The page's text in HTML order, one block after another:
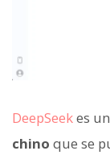
DeepSeekes un
chino que se